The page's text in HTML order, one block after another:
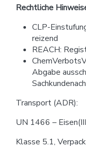
Rechtliche
CLP-
reizend
REACH:
Abgabe
Transport (ADR):
UN 1466 –
Klasse 5.1,